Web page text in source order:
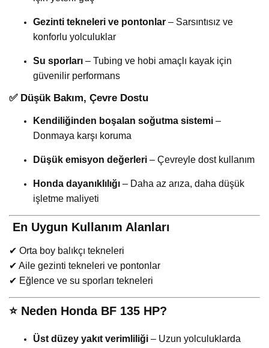
Gezinti tekneleri ve pontonlar – Sarsıntısız ve
konforlu yolculuklar
Su sporları – Tubing ve hobi amaçlı kayak için
güvenilir performans
✅ Düşük Bakım, Çevre Dostu
Kendiliğinden boşalan soğutma sistemi –
Donmaya karşı koruma
Düşük emisyon değerleri – Çevreyle dost kullanım
Honda dayanıklılığı – Daha az arıza, daha düşük
işletme maliyeti
En Uygun Kullanım Alanları
✔ Orta boy balıkçı tekneleri
✔ Aile gezinti tekneleri ve pontonlar
✔ Eğlence ve su sporları tekneleri
⭐ Neden Honda BF 135 HP?
Üst düzey yakıt verimliliği – Uzun yolculuklarda